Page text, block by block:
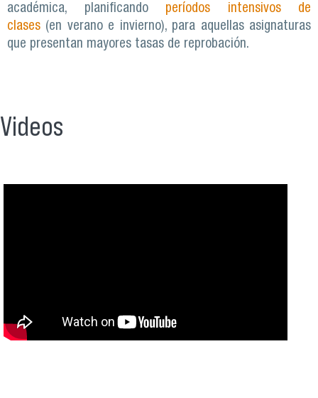
académica, planificando períodos intensivos de
clases (en verano e invierno), para aquellas asignaturas
que presentan mayores tasas de reprobación.
Videos